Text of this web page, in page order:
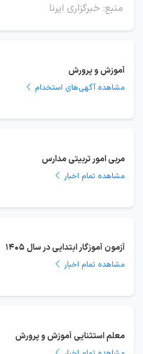
منبع: خبرگزاری ایرنا
آموزش و پرورش
مشاهده آگهی‌های استخدام
مربی امور تربیتی مدارس
مشاهده تمام اخبار
آزمون آموزگار ابتدایی در سال 1405
مشاهده تمام اخبار
معلم استثنایی آموزش و پرورش